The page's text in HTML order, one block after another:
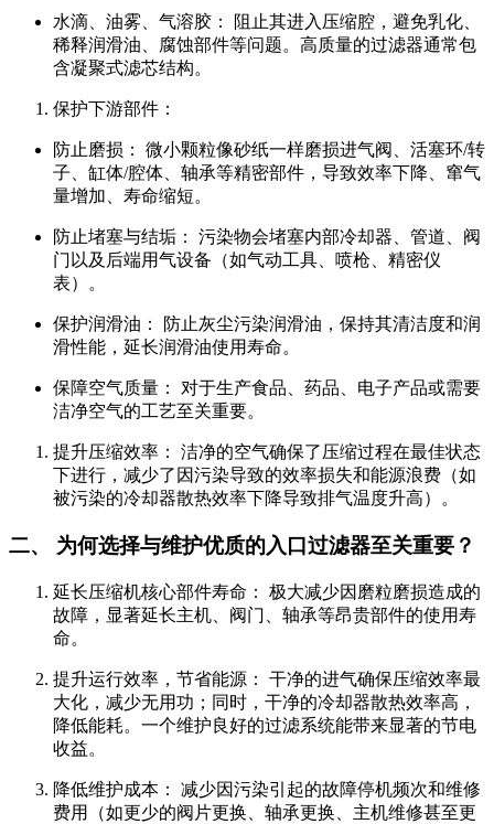
水滴、油雾、气溶胶： 阻止其进入压缩腔，避免乳化、
稀释润滑油、腐蚀部件等问题。高质量的过滤器通常包
含凝聚式滤芯结构。
保护下游部件：
防止磨损： 微小颗粒像砂纸一样磨损进气阀、活塞环/转
子、缸体/腔体、轴承等精密部件，导致效率下降、窜气
量增加、寿命缩短。
防止堵塞与结垢： 污染物会堵塞内部冷却器、管道、阀
门以及后端用气设备（如气动工具、喷枪、精密仪
表）。
保护润滑油： 防止灰尘污染润滑油，保持其清洁度和润
滑性能，延长润滑油使用寿命。
保障空气质量： 对于生产食品、药品、电子产品或需要
洁净空气的工艺至关重要。
提升压缩效率： 洁净的空气确保了压缩过程在最佳状态
下进行，减少了因污染导致的效率损失和能源浪费（如
被污染的冷却器散热效率下降导致排气温度升高）。
二、 为何选择与维护优质的入口过滤器至关重要？
延长压缩机核心部件寿命： 极大减少因磨粒磨损造成的
故障，显著延长主机、阀门、轴承等昂贵部件的使用寿
命。
提升运行效率，节省能源： 干净的进气确保压缩效率最
大化，减少无用功；同时，干净的冷却器散热效率高，
降低能耗。一个维护良好的过滤系统能带来显著的节电
收益。
降低维护成本： 减少因污染引起的故障停机频次和维修
费用（如更少的阀片更换、轴承更换、主机维修甚至更